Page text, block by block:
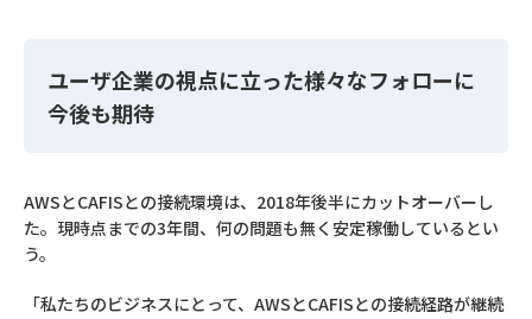
ユーザ企業の視点に立った様々なフォローに
今後も期待
AWSとCAFISとの接続環境は、2018年後半にカットオーバーし
た。現時点までの3年間、何の問題も無く安定稼働しているとい
う。
「私たちのビジネスにとって、AWSとCAFISとの接続経路が継続